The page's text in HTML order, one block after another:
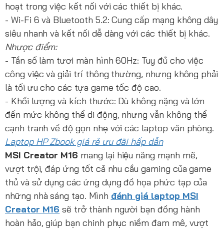
hoạt trong việc kết nối với các thiết bị khác.
- Wi-Fi 6 và Bluetooth 5.2: Cung cấp mạng không dây
siêu nhanh và kết nối dễ dàng với các thiết bị khác.
Nhược điểm:
- Tần số làm tươi màn hình 60Hz: Tuy đủ cho việc
công việc và giải trí thông thường, nhưng không phải
là tối ưu cho các tựa game tốc độ cao.
- Khối lượng và kích thước: Dù không nặng và lớn
đến mức không thể di động, nhưng vẫn không thể
cạnh tranh về độ gọn nhẹ với các laptop văn phòng.
Laptop HP Zbook giá rẻ ưu đãi hấp dẫn
MSI Creator M16 mang lại hiệu năng mạnh mẽ,
vượt trội, đáp ứng tốt cả nhu cầu gaming của game
thủ và sử dụng các ứng dụng đồ họa phức tạp của
những nhà sáng tạo. Mình đánh giá laptop MSI
Creator M16 sẽ trở thành người bạn đồng hành
hoàn hảo, giúp bạn chinh phục niềm đam mê, vượt